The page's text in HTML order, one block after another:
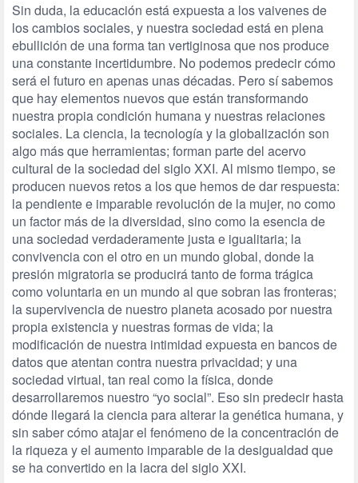
Sin duda, la educación está expuesta a los vaivenes de
los cambios sociales, y nuestra sociedad está en plena
ebullición de una forma tan vertiginosa que nos produce
una constante incertidumbre. No podemos predecir cómo
será el futuro en apenas unas décadas. Pero sí sabemos
que hay elementos nuevos que están transformando
nuestra propia condición humana y nuestras relaciones
sociales. La ciencia, la tecnología y la globalización son
algo más que herramientas; forman parte del acervo
cultural de la sociedad del siglo XXI. Al mismo tiempo, se
producen nuevos retos a los que hemos de dar respuesta:
la pendiente e imparable revolución de la mujer, no como
un factor más de la diversidad, sino como la esencia de
una sociedad verdaderamente justa e igualitaria; la
convivencia con el otro en un mundo global, donde la
presión migratoria se producirá tanto de forma trágica
como voluntaria en un mundo al que sobran las fronteras;
la supervivencia de nuestro planeta acosado por nuestra
propia existencia y nuestras formas de vida; la
modificación de nuestra intimidad expuesta en bancos de
datos que atentan contra nuestra privacidad; y una
sociedad virtual, tan real como la física, donde
desarrollaremos nuestro “yo social”. Eso sin predecir hasta
dónde llegará la ciencia para alterar la genética humana, y
sin saber cómo atajar el fenómeno de la concentración de
la riqueza y el aumento imparable de la desigualdad que
se ha convertido en la lacra del siglo XXI.